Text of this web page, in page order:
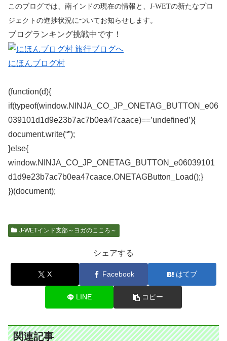
このブログでは、南インドの現在の情報と、 J-WETの新たなプロ
ジェクトの進捗状況についてお知らせします。
ブログランキング挑戦中です！
にほんブログ村
(function(d){
if(typeof(window.NINJA_CO_JP_ONETAG_BUTTON_e06
039101d1d9e23b7ac7b0ea47caace)==’undefined’){
document.write(“”);
}else{
window.NINJA_CO_JP_ONETAG_BUTTON_e06039101
d1d9e23b7ac7b0ea47caace.ONETAGButton_Load();}
})(document);
J-WETインド支部～ヨガのこころ～
シェアする
X Facebook はてブ
LINE コピー
関連記事